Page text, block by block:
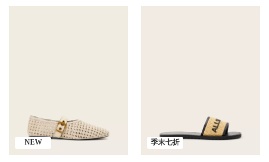
NEW 季末七折